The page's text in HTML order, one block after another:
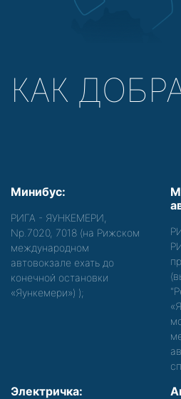
КАК
Минибус:
РИГА - ЯУНКЕМЕРИ,
Nр.7020, 7018 (на Рижском
международном
автовокзале ехать до
конечной остановки
«Яункемери») );
Электричка: